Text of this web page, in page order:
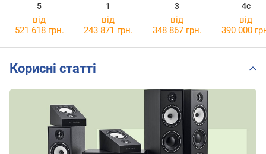
5
1
3
4c
від
521 618 грн.
від
243 871 грн.
від
348 867 грн.
від
390 000
Корисні статті